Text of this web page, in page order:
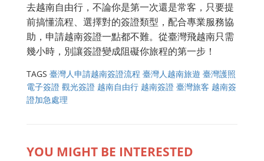
去越南自由行，不論你是第一次還是常客，只要提
前搞懂流程、選擇對的簽證類型，配合專業服務協
助，申請越南簽證一點都不難。從臺灣飛越南只需
幾小時，別讓簽證變成阻礙你旅程的第一步！
TAGS 臺灣人申請越南簽證流程 臺灣人越南旅遊 臺灣護照
電子簽證 觀光簽證 越南自由行 越南簽證 臺灣旅客 越南簽
證加急處理
YOU MIGHT BE INTERESTED